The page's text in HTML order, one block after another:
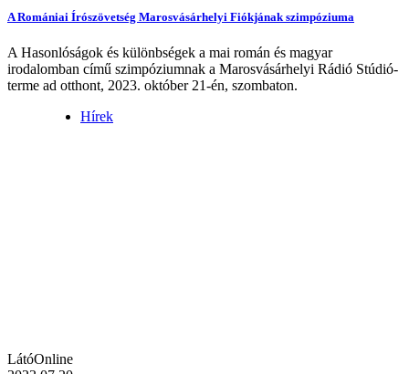
A Romániai Írószövetség Marosvásárhelyi Fiókjának szimpóziuma
A Hasonlóságok és különbségek a mai román és magyar
irodalomban című szimpóziumnak a Marosvásárhelyi Rádió Stúdió-
terme ad otthont, 2023. október 21-én, szombaton.
Hírek
LátóOnline